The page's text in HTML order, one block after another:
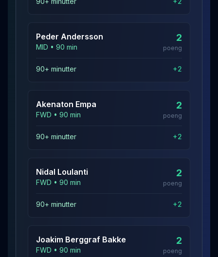
Peder Andersson
MID • 90 min
2
poeng
90+ minutter +2
Akenaton Empa
FWD • 90 min
2
poeng
90+ minutter +2
Nidal Loulanti
FWD • 90 min
2
poeng
90+ minutter +2
Joakim Berggraf Bakke
FWD • 90 min
2
poeng